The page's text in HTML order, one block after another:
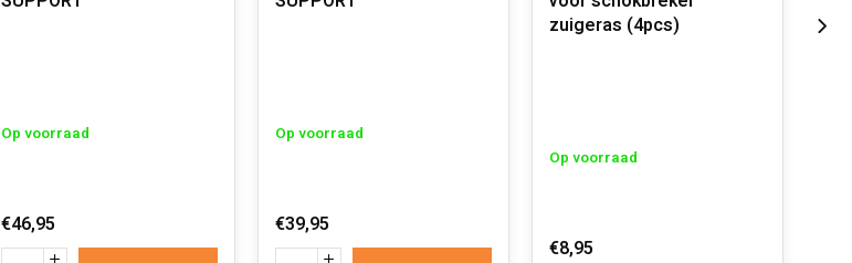
Op voorraad
€46,95
Op voorraad
€39,95
zuigeras (4pcs)
Op voorraad
€8,95